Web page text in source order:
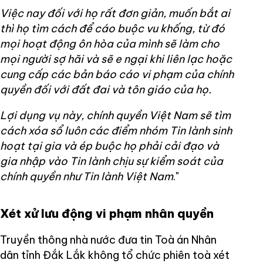
Việc nay đối với họ rất đơn giản, muốn bắt ai
thì họ tìm cách để cáo buộc vu khống, từ đó
mọi hoạt động ôn hòa của mình sẽ làm cho
mọi người sợ hãi và sẽ e ngại khi liên lạc hoặc
cung cấp các bản báo cáo vi phạm của chính
quyền đối với đất đai và tôn giáo của họ.
Lợi dụng vụ này, chính quyền Việt Nam sẽ tìm
cách xóa sổ luôn các điểm nhóm Tin lành sinh
hoạt tại gia và ép buộc họ phải cải đạo và
gia nhập vào Tin lành chịu sự kiểm soát của
chính quyền như Tin lành Việt Nam."
Xét xử lưu động vi phạm nhân quyền
Truyền thông nhà nước đưa tin Toà án Nhân
dân tỉnh Đắk Lắk không tổ chức phiên toà xét